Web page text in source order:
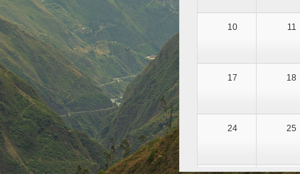
10 11
17 18
24 25